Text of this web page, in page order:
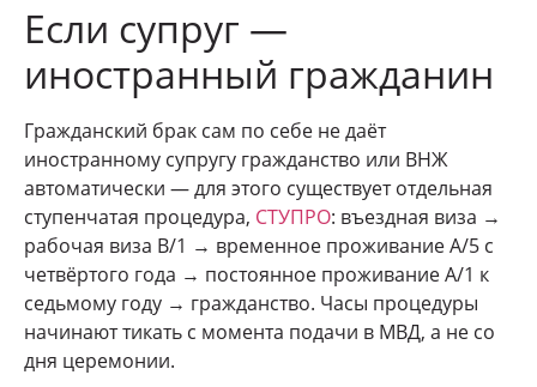
Если супруг —
иностранный гражданин
Гражданский брак сам по себе не даёт
иностранному супругу гражданство или ВНЖ
автоматически — для этого существует отдельная
ступенчатая процедура, СТУПРО: въездная виза →
рабочая виза B/1 → временное проживание A/5 с
четвёртого года → постоянное проживание A/1 к
седьмому году → гражданство. Часы процедуры
начинают тикать с момента подачи в МВД, а не со
дня церемонии.